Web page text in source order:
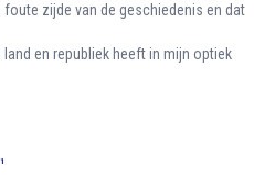
zijde van de geschiedenis en dat
en republiek heeft in mijn optiek